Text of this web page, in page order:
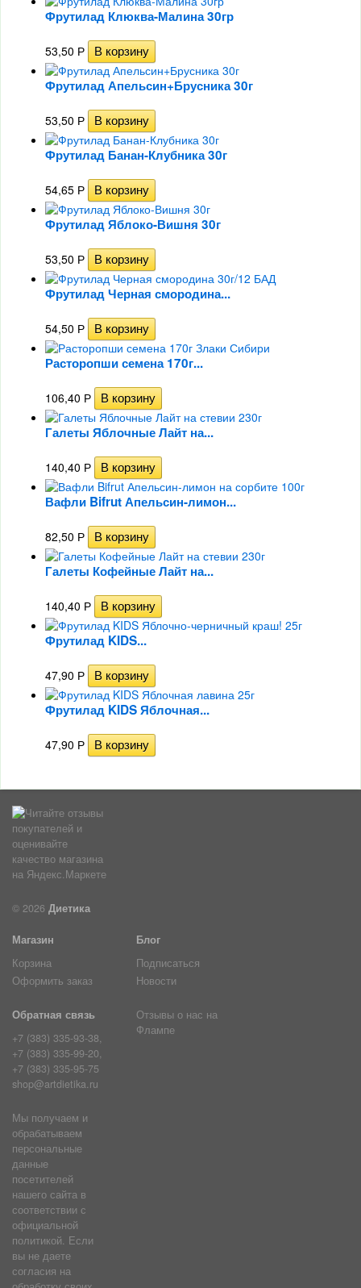
Фрутилад Клюква-Малина 30гр
53,50 Р
Фрутилад Апельсин+Брусника 30г
53,50 Р
Фрутилад Банан-Клубника 30г
54,65 Р
Фрутилад Яблоко-Вишня 30г
53,50 Р
Фрутилад Черная смородина...
54,50 Р
Расторопши семена 170г...
106,40 Р
Галеты Яблочные Лайт на...
140,40 Р
Вафли Bifrut Апельсин-лимон...
82,50 Р
Галеты Кофейные Лайт на...
140,40 Р
Фрутилад KIDS...
47,90 Р
Фрутилад KIDS Яблочная...
47,90 Р
© 2026 Диетика
Магазин
Корзина
Оформить заказ
Блог
Подписаться
Новости
Обратная связь
+7 (383) 335-93-38,
+7 (383) 335-99-20,
+7 (383) 335-95-75
shop@artdietika.ru
Отзывы о нас на
Флампе
Мы получаем и
обрабатываем
персональные
данные
посетителей
нашего сайта в
соответствии с
официальной
политикой. Если
вы не даете
согласия на